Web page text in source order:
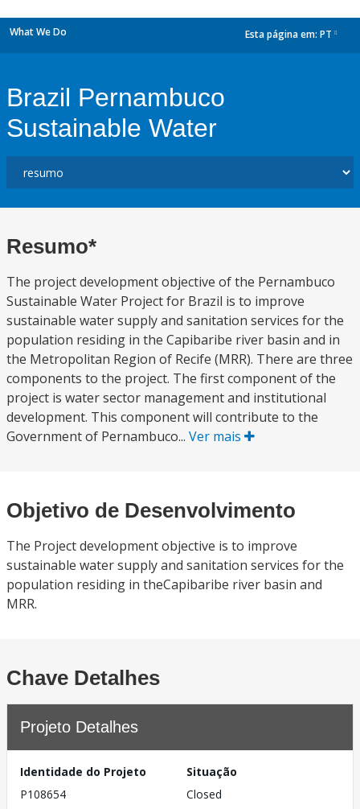
What We Do Esta página em: PT
Brazil Pernambuco
Sustainable Water
Resumo*
The project development objective of the Pernambuco
Sustainable Water Project for Brazil is to improve
sustainable water supply and sanitation services for the
population residing in the Capibaribe river basin and in
the Metropolitan Region of Recife (MRR). There are three
components to the project. The first component of the
project is water sector management and institutional
development. This component will contribute to the
Government of Pernambuco... Ver mais
Objetivo de Desenvolvimento
The Project development objective is to improve
sustainable water supply and sanitation services for the
population residing in theCapibaribe river basin and
MRR.
Chave Detalhes
Projeto Detalhes
Identidade do Projeto
P108654
Situação
Closed